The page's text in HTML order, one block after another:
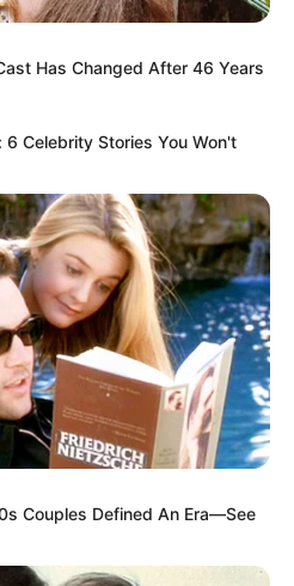
"Mujeres quemadas con
Daniel Soto
Procuraduría destituyó e
inhabilitó por 10 años a
Daniel Felipe Soto Mejía,
Director de Justicia y
Orden Público de Ibagué
IBAGUÉ
Autoridades inmovilizaron
vehículos y sellaron
Has Changed After 46 Years
Celebrity Stories You Won't
Couples Defined An Era—See